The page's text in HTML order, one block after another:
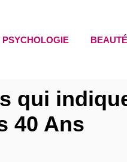
PSYCHOLOGIE
qui
40 Ans